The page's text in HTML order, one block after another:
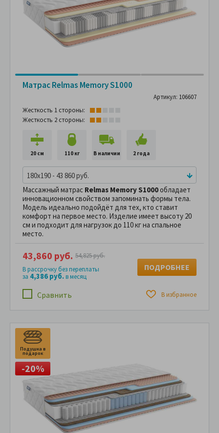
Матрас Relmas Memory S1000
Артикул: 106607
Жесткость 1 стороны:
Жесткость 2 стороны:
20 см 110 кг В наличии 2 года
180x190 - 43 860 руб.
Массажный матрас Relmas Memory S1000обладает
инновационном свойством запоминать формы тела.
Модель идеально подойдёт для тех, кто ставит
комфорт на первое место. Изделие имеет высоту 20
см и подходит для нагрузок до 110 кг на спальное
место.
Сравнить В избранное
43,860 руб. 54,825 руб.
В рассрочку без переплаты
за 4,386 руб.в месяц
ПОДРОБНЕЕ
Подушка в
подарок
-20%